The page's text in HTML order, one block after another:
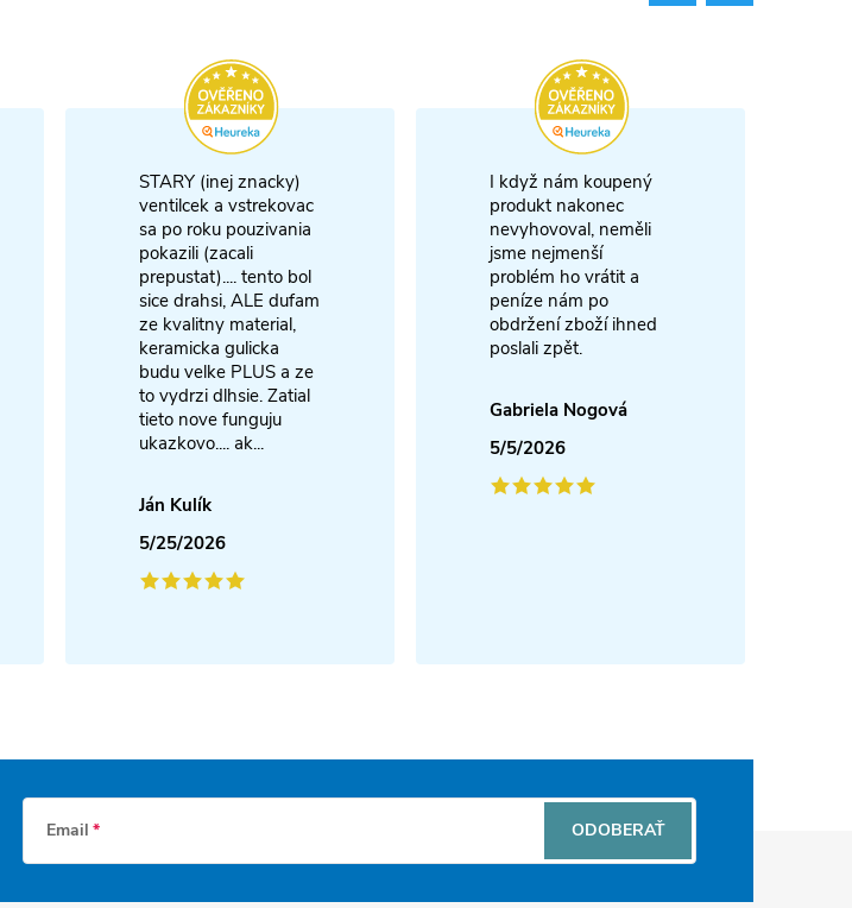
STARY (inej znacky)
ventilcek a vstrekovac
sa po roku pouzivania
pokazili (zacali
prepustat).... tento bol
sice drahsi, ALE dufam
ze kvalitny material,
keramicka gulicka
budu velke PLUS a ze
to vydrzi dlhsie. Zatial
tieto nove funguju
ukazkovo.... ak...
Ján Kulík
5/25/2026
I když nám koupený
produkt nakonec
nevyhovoval, neměli
jsme nejmenší
problém ho vrátit a
peníze nám po
obdržení zboží ihned
poslali zpět.
Gabriela Nogová
5/5/2026
Email ODOBERAŤ